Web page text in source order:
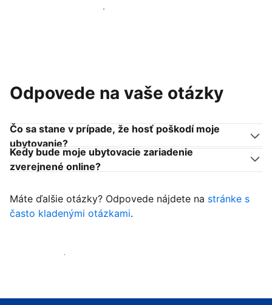
Pridať sa k podobným ubytovateľom
Odpovede na vaše otázky
Čo sa stane v prípade, že hosť poškodí moje
ubytovanie?
Kedy bude moje ubytovacie zariadenie
zverejnené online?
Máte ďalšie otázky? Odpovede nájdete na stránke s
často kladenými otázkami.
Začať prijímať hostí